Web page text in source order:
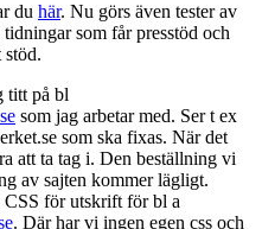
du här. Nu görs även tester av
som får presstöd och
stöd.
titt på bl
som jag arbetar med. Ser t ex
som ska fixas. När det
att ta tag i. Den beställning vi
av sajten kommer lägligt.
CSS för utskrift för bl a
. Där har vi ingen egen css och